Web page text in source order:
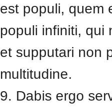
est populi, quem
populi infiniti, qui
et supputari non
multitudine.
9. Dabis ergo